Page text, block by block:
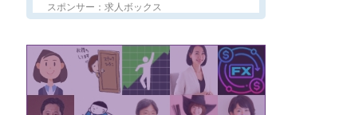
スポンサー：求人ボックス